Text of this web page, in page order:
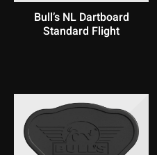
Bull’s NL Dartboard
Standard Flight